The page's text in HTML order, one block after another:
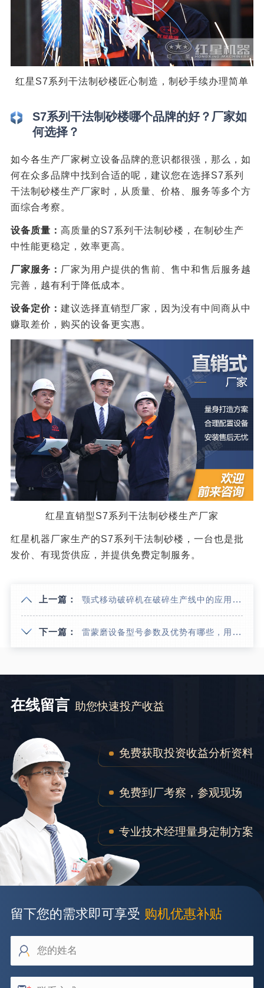
红星S7系列干法制砂楼匠心制造，制砂手续办理简单
S7系列干法制砂楼哪个品牌的好？厂家如
何选择？
如今各生产厂家树立设备品牌的意识都很强，那么，如
何在众多品牌中找到合适的呢，建议您在选择S7系列
干法制砂楼生产厂家时，从质量、价格、服务等多个方
面综合考察。
设备质量： 高质量的S7系列干法制砂楼，在制砂生产
中性能更稳定，效率更高。
厂家服务： 厂家为用户提供的售前、售中和售后服务越
完善，越有利于降低成本。
设备定价： 建议选择直销型厂家，因为没有中间商从中
赚取差价，购买的设备更实惠。
红星直销型S7系列干法制砂楼生产厂家
红星机器厂家生产的S7系列干法制砂楼，一台也是批
发价、有现货供应，并提供免费定制服务。
上一篇： 颚式移动破碎机在破碎生产线中的应用优势及现场视频
下一篇： 雷蒙磨设备型号参数及优势有哪些，用它制粉可达环保标准吗？
在线留言 助您快速投产收益
免费获取投资收益分析资料
免费到厂考察，参观现场
专业技术经理量身定制方案
留下您的需求即可享受 购机优惠补贴